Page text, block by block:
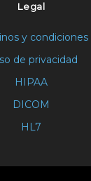
Legal
y condiciones
de privacidad
HIPAA
DICOM
HL7